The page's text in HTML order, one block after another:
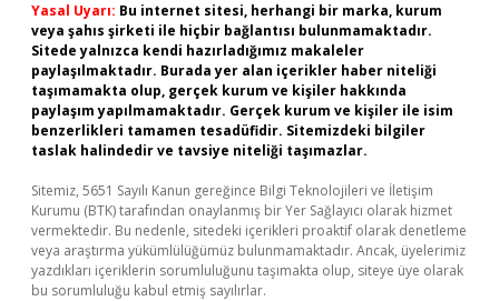
Yasal Uyarı: Bu internet sitesi, herhangi bir marka, kurum
veya şahıs şirketi ile hiçbir bağlantısı bulunmamaktadır.
Sitede yalnızca kendi hazırladığımız makaleler
paylaşılmaktadır. Burada yer alan içerikler haber niteliği
taşımamakta olup, gerçek kurum ve kişiler hakkında
paylaşım yapılmamaktadır. Gerçek kurum ve kişiler ile isim
benzerlikleri tamamen tesadüfidir. Sitemizdeki bilgiler
taslak halindedir ve tavsiye niteliği taşımazlar.
Sitemiz, 5651 Sayılı Kanun gereğince Bilgi Teknolojileri ve İletişim
Kurumu (BTK) tarafından onaylanmış bir Yer Sağlayıcı olarak hizmet
vermektedir. Bu nedenle, sitedeki içerikleri proaktif olarak denetleme
veya araştırma yükümlülüğümüz bulunmamaktadır. Ancak, üyelerimiz
yazdıkları içeriklerin sorumluluğunu taşımakta olup, siteye üye olarak
bu sorumluluğu kabul etmiş sayılırlar.